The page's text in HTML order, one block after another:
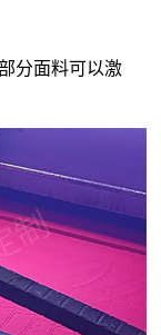
分面料可以激